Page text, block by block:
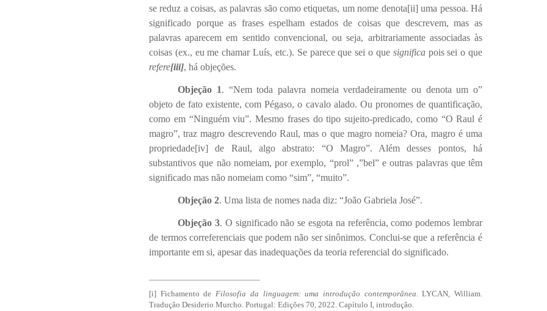
se reduz a coisas, as palavras são como etiquetas, um nome denota[ii] uma pessoa. Há
significado porque as frases espelham estados de coisas que descrevem, mas as
palavras aparecem em sentido convencional, ou seja, arbitrariamente associadas às
coisas (ex., eu me chamar Luís, etc.). Se parece que sei o que significapois sei o que
refere[iii], há objeções.
Objeção 1. “Nem toda palavra nomeia verdadeiramente ou denota um o”
objeto de fato existente, com Pégaso, o cavalo alado. Ou pronomes de quantificação,
como em “Ninguém viu”. Mesmo frases do tipo sujeito-predicado, como “O Raul é
magro”, traz magro descrevendo Raul, mas o que magro nomeia? Ora, magro é uma
propriedade[iv] de Raul, algo abstrato: “O Magro”. Além desses pontos, há
substantivos que não nomeiam, por exemplo, “prol” ,”bel” e outras palavras que têm
significado mas não nomeiam como “sim”, “muito”.
Objeção 2. Uma lista de nomes nada diz: “João Gabriela José”.
Objeção 3. O significado não se esgota na referência, como podemos lembrar
de termos correferenciais que podem não ser sinônimos. Conclui-se que a referência é
importante em si, apesar das inadequações da teoria referencial do significado.
[i] Fichamento de Filosofia da linguagem: uma introdução contemporânea . LYCAN, William.
Tradução Desiderio Murcho. Portugal: Edições 70, 2022. Capítulo I, introdução.